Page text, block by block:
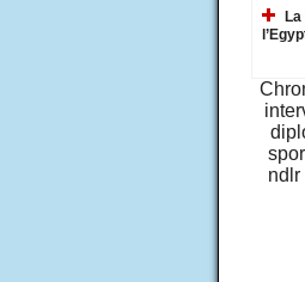
La
ndlr